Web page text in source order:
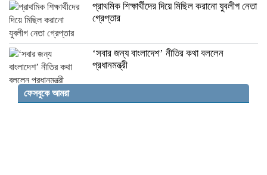
প্রাথমিক শিক্ষার্থীদের দিয়ে মিছিল করানো যুবলীগ নেতা
গ্রেপ্তার
‘সবার জন্য বাংলাদেশ’ নীতির কথা বললেন
প্রধানমন্ত্রী
নিউজিল্যান্ডের সঙ্গে বাণিজ্য ও বিনিয়োগ বাড়াতে
ফেসবুকে আমরা